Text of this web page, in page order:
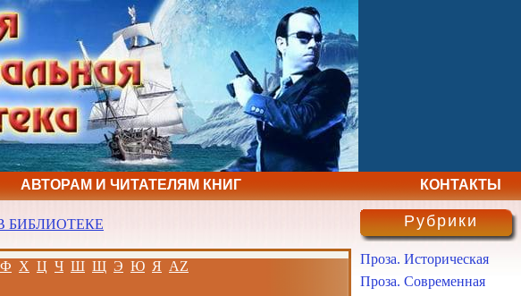
АВТОРАМ И ЧИТАТЕЛЯМ КНИГ КОНТАКТЫ
БИБЛИОТЕКЕ
Ф Х Ц Ч Ш Щ Э Ю Я AZ
Рубрики
Проза. Историческая
Проза. Современная